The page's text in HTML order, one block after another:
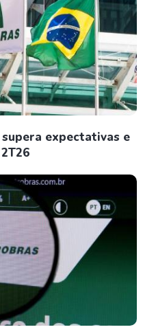
expectativas e